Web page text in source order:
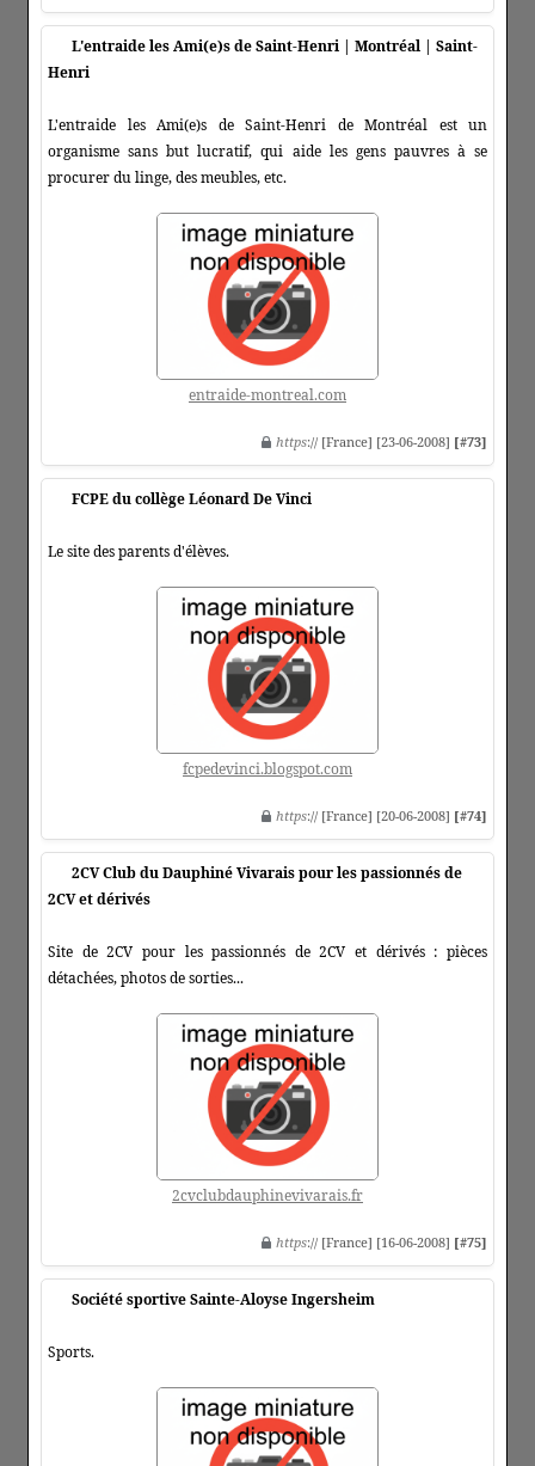
L'entraide les Ami(e)s de Saint-Henri | Montréal | Saint-
Henri
L'entraide les Ami(e)s de Saint-Henri de Montréal est un
organisme sans but lucratif, qui aide les gens pauvres à se
procurer du linge, des meubles, etc.
entraide-montreal.com
https:// [France] [23-06-2008] [#73]
FCPE du collège Léonard De Vinci
Le site des parents d'élèves.
fcpedevinci.blogspot.com
https:// [France] [20-06-2008] [#74]
2CV Club du Dauphiné Vivarais pour les passionnés de
2CV et dérivés
Site de 2CV pour les passionnés de 2CV et dérivés : pièces
détachées, photos de sorties...
2cvclubdauphinevivarais.fr
https:// [France] [16-06-2008] [#75]
Société sportive Sainte-Aloyse Ingersheim
Sports.